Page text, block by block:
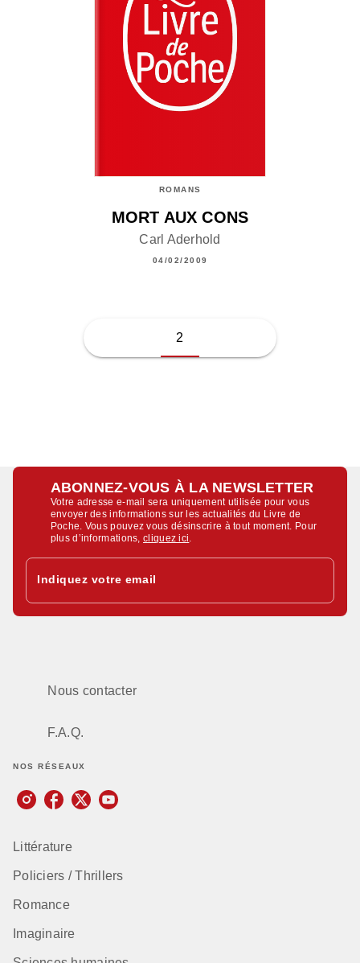
ROMANS
MORT AUX CONS
Carl Aderhold
04/02/2009
2
ABONNEZ-VOUS À LA NEWSLETTER
Votre adresse e-mail sera uniquement utilisée pour vous
envoyer des informations sur les actualités du Livre de
Poche. Vous pouvez vous désinscrire à tout moment. Pour
plus d’informations,cliquez ici
Indiquez votre email
Nous contacter
F.A.Q.
NOS RÉSEAUX
Littérature
Policiers / Thrillers
Romance
Imaginaire